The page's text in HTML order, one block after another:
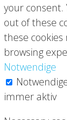
your
out of these
these
browsing
Notwendige
immer aktiv